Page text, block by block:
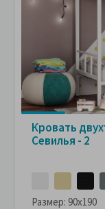
Кровать
Севилья - 2
Размер: 90x190